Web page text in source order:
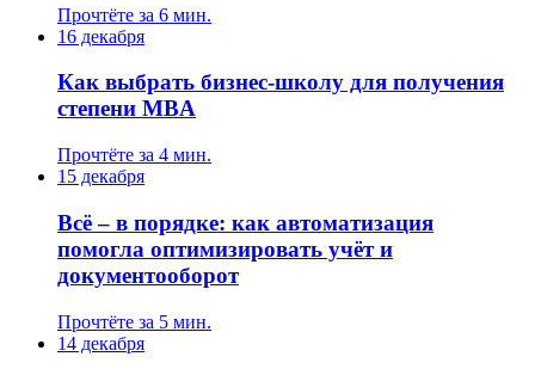
Прочтёте за 6 мин.
16 декабря
Как выбрать бизнес-школу для получения
степени MBA
Прочтёте за 4 мин.
15 декабря
Всё – в порядке: как автоматизация
помогла оптимизировать учёт и
документооборот
Прочтёте за 5 мин.
14 декабря